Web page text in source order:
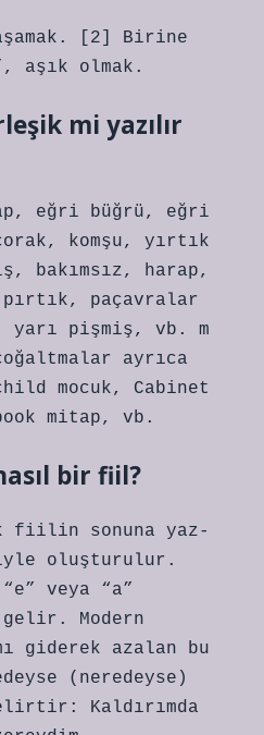
[2] Birine
aşık olmak.
mi yazılır
eğri büğrü, eğri
komşu, yırtık
bakımsız, harap,
pırtık, paçavralar
yarı pişmiş, vb. m
ayrıca
mocuk, Cabinet
mitap, vb.
bir fiil?
fiilin sonuna yaz-
oluşturulur.
veya “a”
Modern
giderek azalan bu
(neredeyse)
Kaldırımda